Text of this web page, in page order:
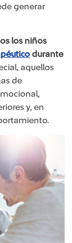
generar
los niños
durante
aquellos
de
y, en